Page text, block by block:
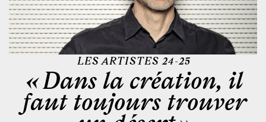
LES ARTISTES 24-25
« Dans la création, il
faut toujours trouver